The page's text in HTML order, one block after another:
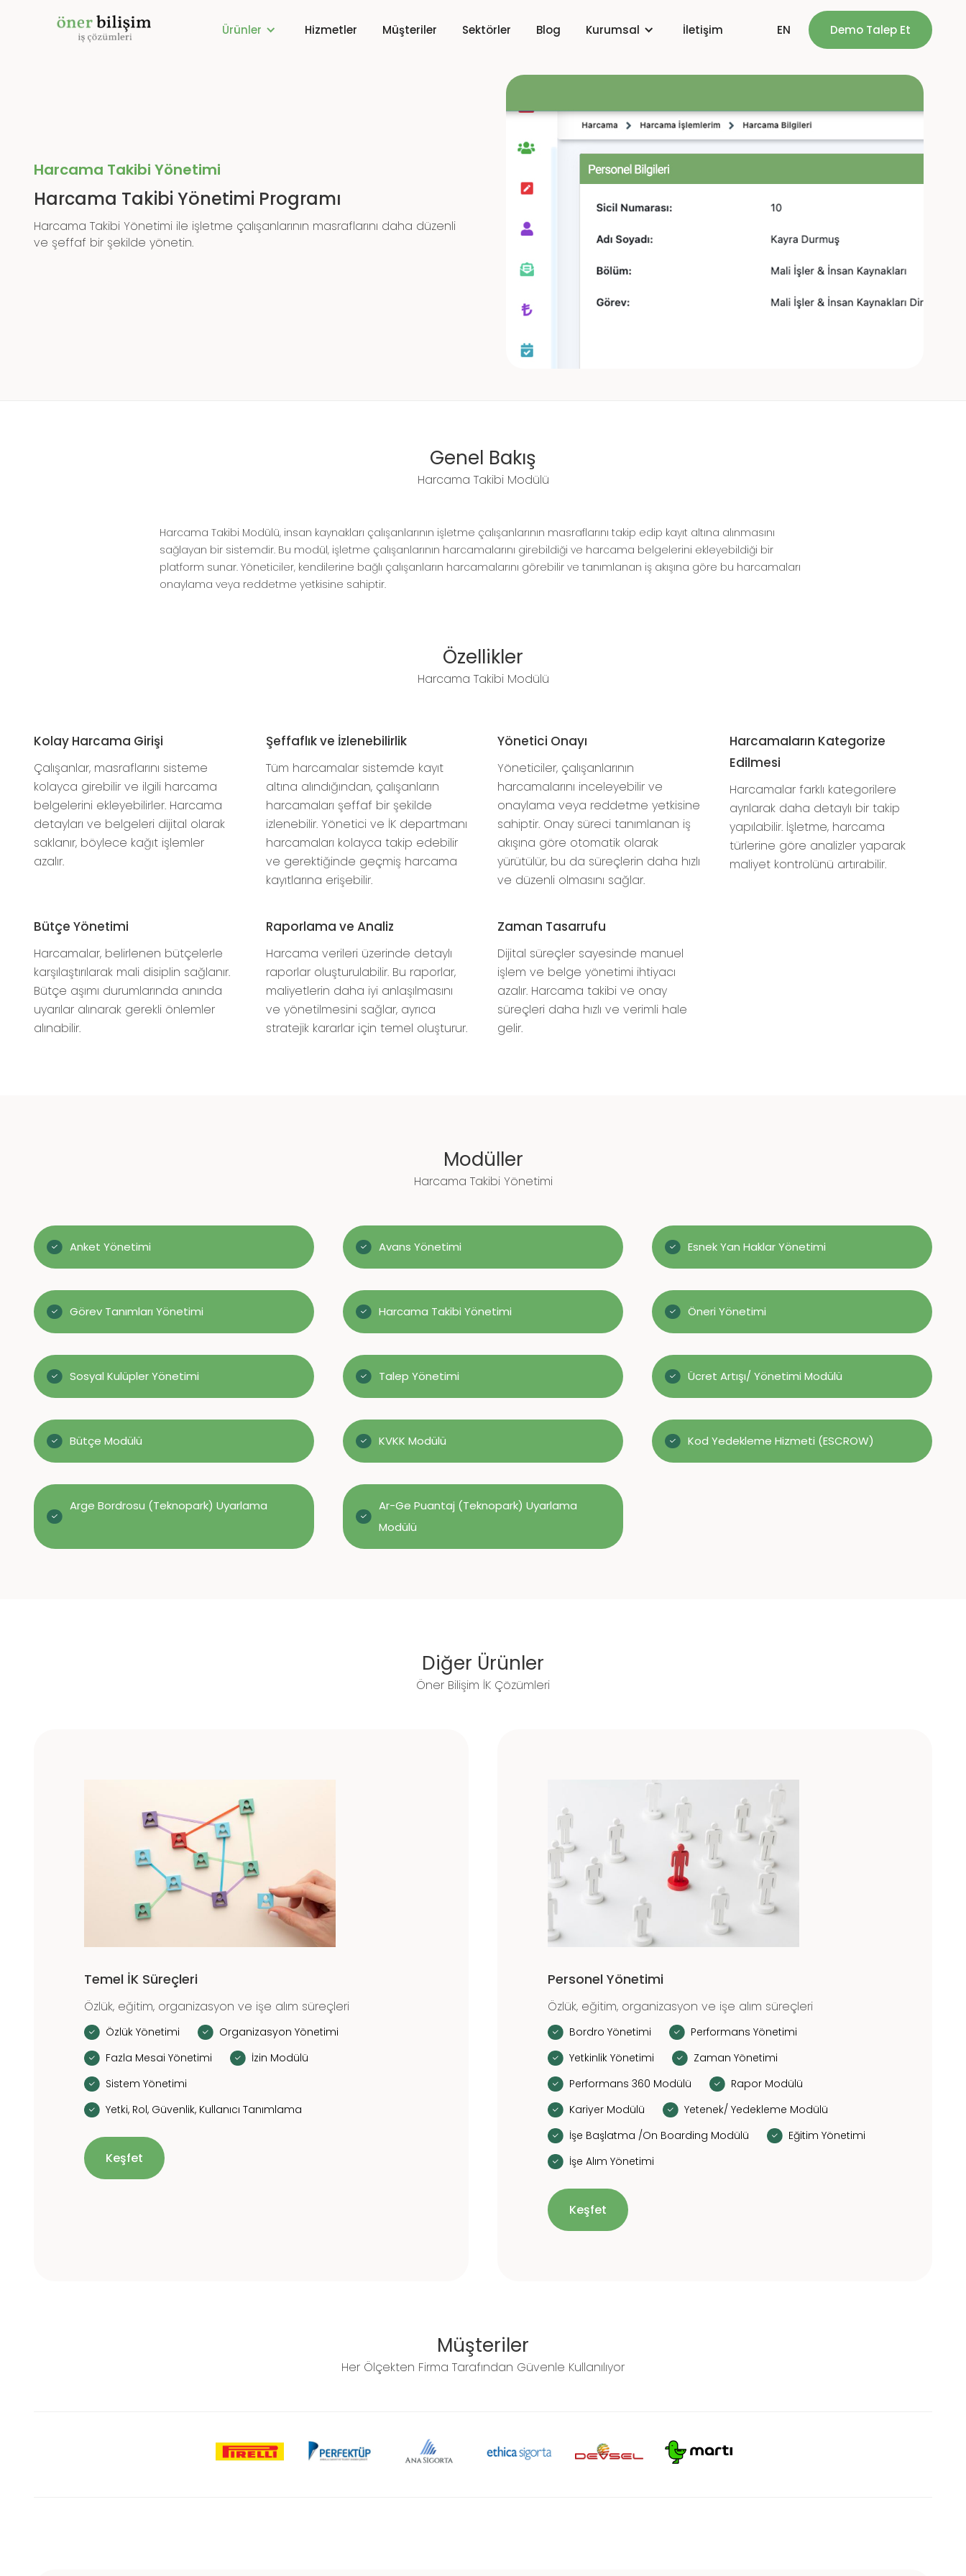
Ürünler Hizmetler Müşteriler Sektörler Blog Kurumsal İletişim EN Demo Talep Et
Harcama Takibi Yönetimi
Harcama Takibi Yönetimi Programı
Harcama Takibi Yönetimi ile işletme çalışanlarının masraflarını daha düzenli
ve şeffaf bir şekilde yönetin.
Genel Bakış
Harcama Takibi Modülü
Harcama Takibi Modülü, insan kaynakları çalışanlarının işletme çalışanlarının masraflarını takip edip kayıt altına alınmasını
sağlayan bir sistemdir. Bu modül, işletme çalışanlarının harcamalarını girebildiği ve harcama belgelerini ekleyebildiği bir
platform sunar. Yöneticiler, kendilerine bağlı çalışanların harcamalarını görebilir ve tanımlanan iş akışına göre bu harcamaları
onaylama veya reddetme yetkisine sahiptir.
Özellikler
Harcama Takibi Modülü
Kolay Harcama Girişi
Çalışanlar, masraflarını sisteme
kolayca girebilir ve ilgili harcama
belgelerini ekleyebilirler. Harcama
detayları ve belgeleri dijital olarak
saklanır, böylece kağıt işlemler
azalır.
Şeffaflık ve İzlenebilirlik
Tüm harcamalar sistemde kayıt
altına alındığından, çalışanların
harcamaları şeffaf bir şekilde
izlenebilir. Yönetici ve İK departmanı
harcamaları kolayca takip edebilir
ve gerektiğinde geçmiş harcama
kayıtlarına erişebilir.
Yönetici Onayı
Yöneticiler, çalışanlarının
harcamalarını inceleyebilir ve
onaylama veya reddetme yetkisine
sahiptir. Onay süreci tanımlanan iş
akışına göre otomatik olarak
yürütülür, bu da süreçlerin daha hızlı
ve düzenli olmasını sağlar.
Harcamaların Kategorize
Edilmesi
Harcamalar farklı kategorilere
ayrılarak daha detaylı bir takip
yapılabilir. İşletme, harcama
türlerine göre analizler yaparak
maliyet kontrolünü artırabilir.
Bütçe Yönetimi
Harcamalar, belirlenen bütçelerle
karşılaştırılarak mali disiplin sağlanır.
Bütçe aşımı durumlarında anında
uyarılar alınarak gerekli önlemler
alınabilir.
Raporlama ve Analiz
Harcama verileri üzerinde detaylı
raporlar oluşturulabilir. Bu raporlar,
maliyetlerin daha iyi anlaşılmasını
ve yönetilmesini sağlar, ayrıca
stratejik kararlar için temel oluşturur.
Zaman Tasarrufu
Dijital süreçler sayesinde manuel
işlem ve belge yönetimi ihtiyacı
azalır. Harcama takibi ve onay
süreçleri daha hızlı ve verimli hale
gelir.
Modüller
Harcama Takibi Yönetimi
Anket Yönetimi Avans Yönetimi Esnek Yan Haklar Yönetimi
Görev Tanımları Yönetimi Harcama Takibi Yönetimi Öneri Yönetimi
Sosyal Kulüpler Yönetimi Talep Yönetimi Ücret Artışı/ Yönetimi Modülü
Bütçe Modülü KVKK Modülü Kod Yedekleme Hizmeti (ESCROW)
Arge Bordrosu (Teknopark) Uyarlama
Ar-Ge Puantaj (Teknopark) Uyarlama
Modülü
Diğer Ürünler
Öner Bilişim İK Çözümleri
Temel İK Süreçleri
Özlük, eğitim, organizasyon ve işe alım süreçleri
Özlük Yönetimi
Organizasyon Yönetimi
Fazla Mesai Yönetimi
İzin Modülü
Sistem Yönetimi
Yetki, Rol, Güvenlik, Kullanıcı Tanımlama
Keşfet
Personel Yönetimi
Özlük, eğitim, organizasyon ve işe alım süreçleri
Bordro Yönetimi
Performans Yönetimi
Yetkinlik Yönetimi
Zaman Yönetimi
Performans 360 Modülü
Rapor Modülü
Kariyer Modülü
Yetenek/ Yedekleme Modülü
İşe Başlatma /On Boarding Modülü
Eğitim Yönetimi
İşe Alım Yönetimi
Keşfet
Müşteriler
Her Ölçekten Firma Tarafından Güvenle Kullanılıyor